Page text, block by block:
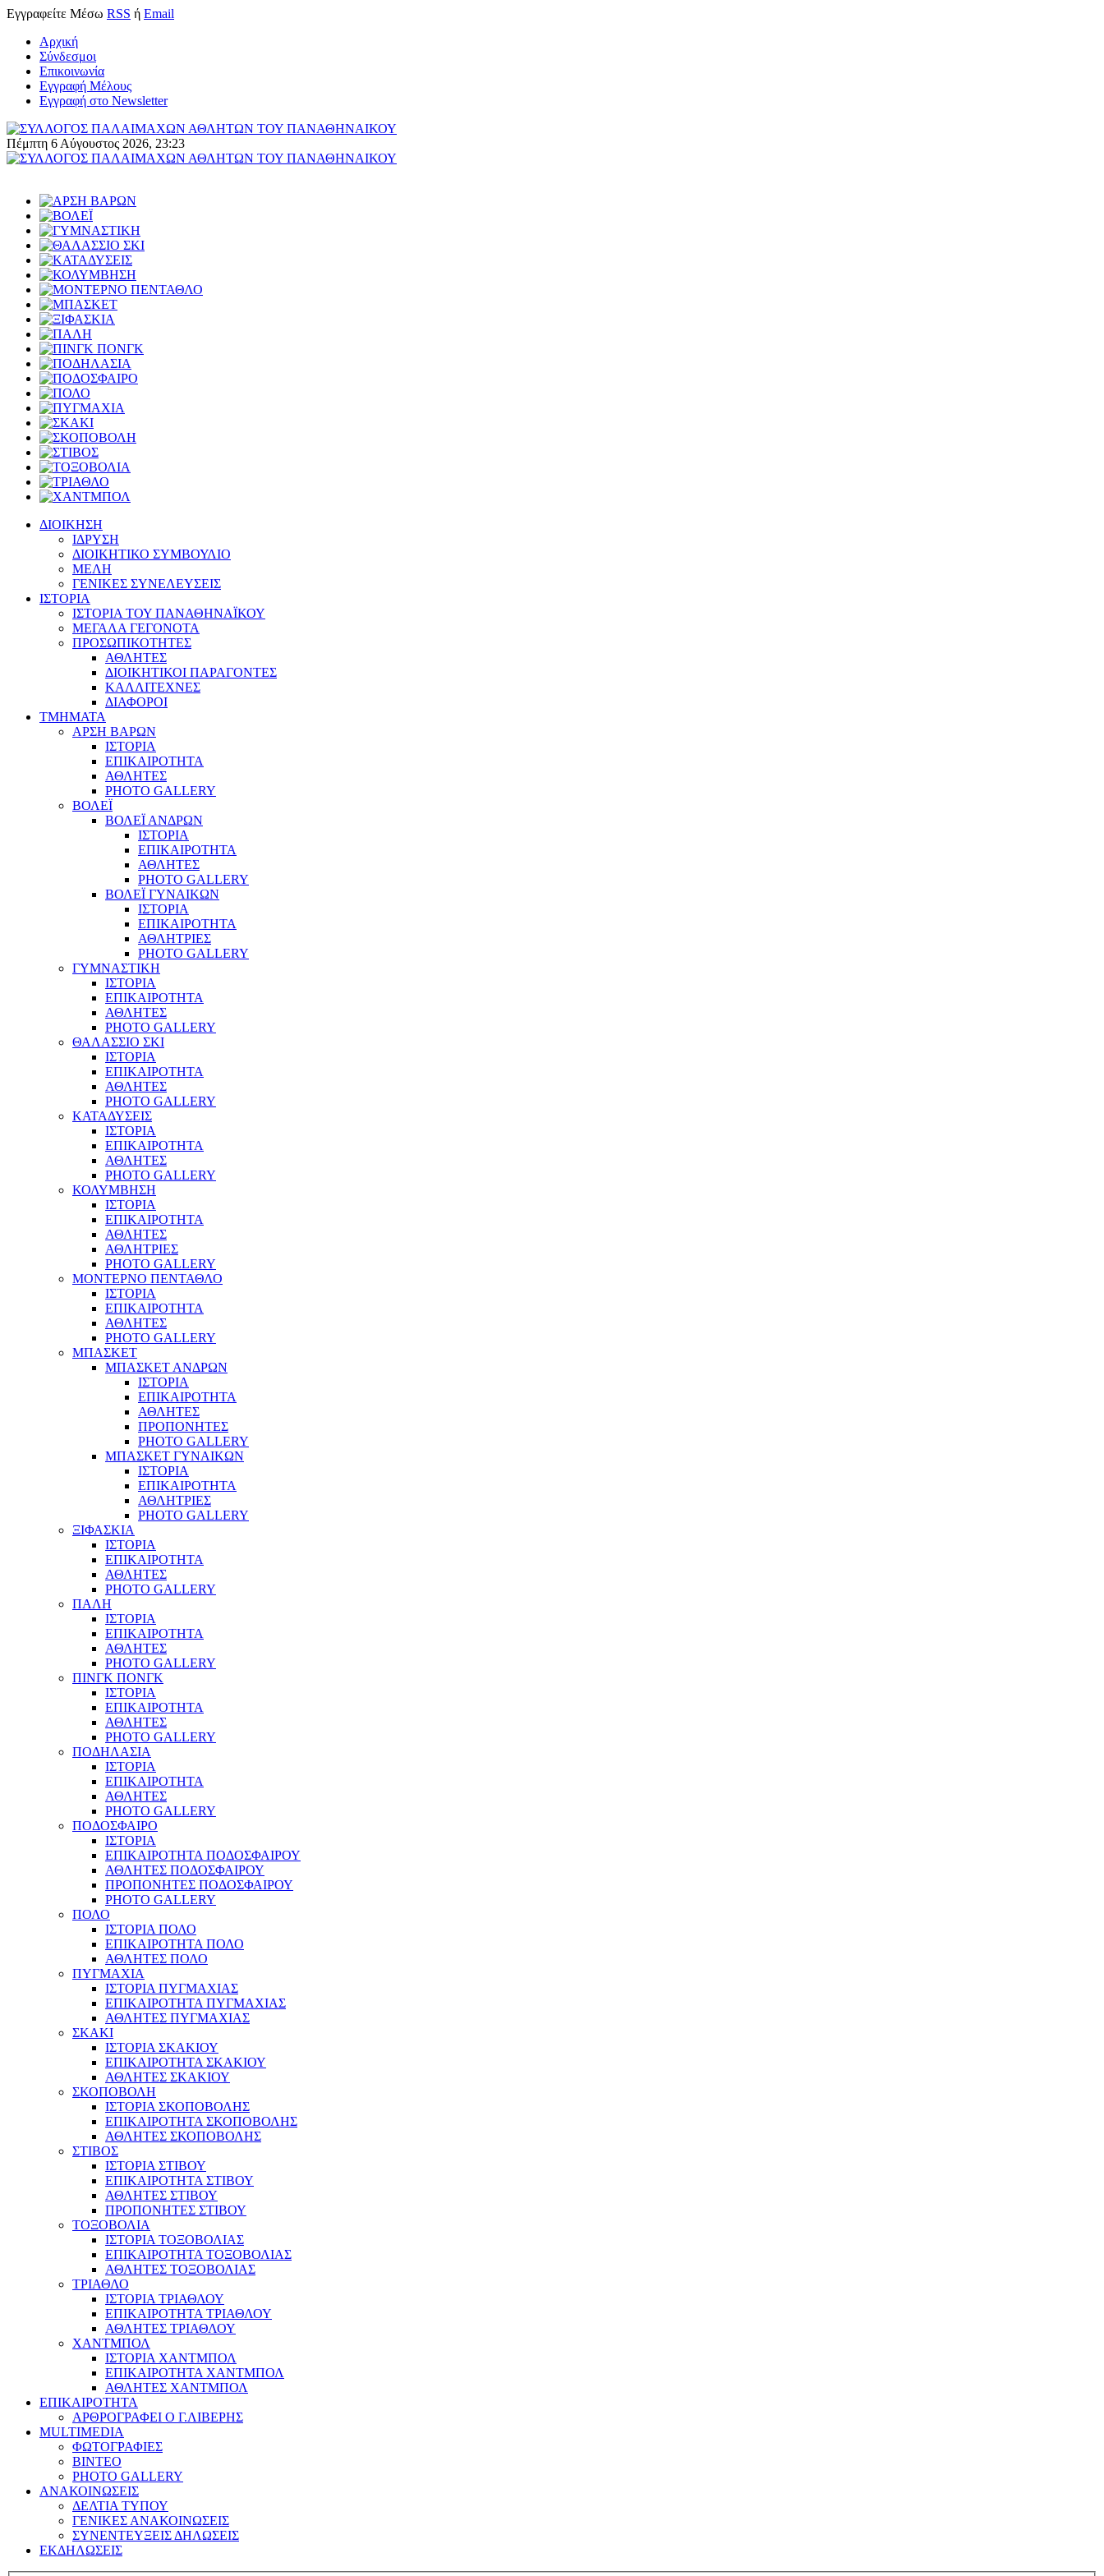
Εγγραφείτε Μέσω RSS ή Email
Αρχική
Σύνδεσμοι
Επικοινωνία
Εγγραφή Μέλους
Εγγραφή στο Newsletter
Πέμπτη 6 Αύγουστος 2026, 23:23
ΔΙΟΙΚΗΣΗ
ΙΔΡΥΣΗ
ΔΙΟΙΚΗΤΙΚΟ ΣΥΜΒΟΥΛΙΟ
ΜΕΛΗ
ΓΕΝΙΚΕΣ ΣΥΝΕΛΕΥΣΕΙΣ
ΙΣΤΟΡΙΑ
ΙΣΤΟΡΙΑ ΤΟΥ ΠΑΝΑΘΗΝΑΪΚΟΥ
ΜΕΓΑΛΑ ΓΕΓΟΝΟΤΑ
ΠΡΟΣΩΠΙΚΟΤΗΤΕΣ
ΑΘΛΗΤΕΣ
ΔΙΟΙΚΗΤΙΚΟΙ ΠΑΡΑΓΟΝΤΕΣ
ΚΑΛΛΙΤΕΧΝΕΣ
ΔΙΑΦΟΡΟΙ
ΤΜΗΜΑΤΑ
ΑΡΣΗ ΒΑΡΩΝ
ΙΣΤΟΡΙΑ
ΕΠΙΚΑΙΡΟΤΗΤΑ
ΑΘΛΗΤΕΣ
PHOTO GALLERY
ΒΟΛΕΪ
ΒΟΛΕΪ ΑΝΔΡΩΝ
ΙΣΤΟΡΙΑ
ΕΠΙΚΑΙΡΟΤΗΤΑ
ΑΘΛΗΤΕΣ
PHOTO GALLERY
ΒΟΛΕΪ ΓΥΝΑΙΚΩΝ
ΙΣΤΟΡΙΑ
ΕΠΙΚΑΙΡΟΤΗΤΑ
ΑΘΛΗΤΡΙΕΣ
PHOTO GALLERY
ΓΥΜΝΑΣΤΙΚΗ
ΙΣΤΟΡΙΑ
ΕΠΙΚΑΙΡΟΤΗΤΑ
ΑΘΛΗΤΕΣ
PHOTO GALLERY
ΘΑΛΑΣΣΙΟ ΣΚΙ
ΙΣΤΟΡΙΑ
ΕΠΙΚΑΙΡΟΤΗΤΑ
ΑΘΛΗΤΕΣ
PHOTO GALLERY
ΚΑΤΑΔΥΣΕΙΣ
ΙΣΤΟΡΙΑ
ΕΠΙΚΑΙΡΟΤΗΤΑ
ΑΘΛΗΤΕΣ
PHOTO GALLERY
ΚΟΛΥΜΒΗΣΗ
ΙΣΤΟΡΙΑ
ΕΠΙΚΑΙΡΟΤΗΤΑ
ΑΘΛΗΤΕΣ
ΑΘΛΗΤΡΙΕΣ
PHOTO GALLERY
ΜΟΝΤΕΡΝΟ ΠΕΝΤΑΘΛΟ
ΙΣΤΟΡΙΑ
ΕΠΙΚΑΙΡΟΤΗΤΑ
ΑΘΛΗΤΕΣ
PHOTO GALLERY
ΜΠΑΣΚΕΤ
ΜΠΑΣΚΕΤ ΑΝΔΡΩΝ
ΙΣΤΟΡΙΑ
ΕΠΙΚΑΙΡΟΤΗΤΑ
ΑΘΛΗΤΕΣ
ΠΡΟΠΟΝΗΤΕΣ
PHOTO GALLERY
ΜΠΑΣΚΕΤ ΓΥΝΑΙΚΩΝ
ΙΣΤΟΡΙΑ
ΕΠΙΚΑΙΡΟΤΗΤΑ
ΑΘΛΗΤΡΙΕΣ
PHOTO GALLERY
ΞΙΦΑΣΚΙΑ
ΙΣΤΟΡΙΑ
ΕΠΙΚΑΙΡΟΤΗΤΑ
ΑΘΛΗΤΕΣ
PHOTO GALLERY
ΠΑΛΗ
ΙΣΤΟΡΙΑ
ΕΠΙΚΑΙΡΟΤΗΤΑ
ΑΘΛΗΤΕΣ
PHOTO GALLERY
ΠΙΝΓΚ ΠΟΝΓΚ
ΙΣΤΟΡΙΑ
ΕΠΙΚΑΙΡΟΤΗΤΑ
ΑΘΛΗΤΕΣ
PHOTO GALLERY
ΠΟΔΗΛΑΣΙΑ
ΙΣΤΟΡΙΑ
ΕΠΙΚΑΙΡΟΤΗΤΑ
ΑΘΛΗΤΕΣ
PHOTO GALLERY
ΠΟΔΟΣΦΑΙΡΟ
ΙΣΤΟΡΙΑ
ΕΠΙΚΑΙΡΟΤΗΤΑ ΠΟΔΟΣΦΑΙΡΟΥ
ΑΘΛΗΤΕΣ ΠΟΔΟΣΦΑΙΡΟΥ
ΠΡΟΠΟΝΗΤΕΣ ΠΟΔΟΣΦΑΙΡΟΥ
PHOTO GALLERY
ΠΟΛΟ
ΙΣΤΟΡΙΑ ΠΟΛΟ
ΕΠΙΚΑΙΡΟΤΗΤΑ ΠΟΛΟ
ΑΘΛΗΤΕΣ ΠΟΛΟ
ΠΥΓΜΑΧΙΑ
ΙΣΤΟΡΙΑ ΠΥΓΜΑΧΙΑΣ
ΕΠΙΚΑΙΡΟΤΗΤΑ ΠΥΓΜΑΧΙΑΣ
ΑΘΛΗΤΕΣ ΠΥΓΜΑΧΙΑΣ
ΣΚΑΚΙ
ΙΣΤΟΡΙΑ ΣΚΑΚΙΟΥ
ΕΠΙΚΑΙΡΟΤΗΤΑ ΣΚΑΚΙΟΥ
ΑΘΛΗΤΕΣ ΣΚΑΚΙΟΥ
ΣΚΟΠΟΒΟΛΗ
ΙΣΤΟΡΙΑ ΣΚΟΠΟΒΟΛΗΣ
ΕΠΙΚΑΙΡΟΤΗΤΑ ΣΚΟΠΟΒΟΛΗΣ
ΑΘΛΗΤΕΣ ΣΚΟΠΟΒΟΛΗΣ
ΣΤΙΒΟΣ
ΙΣΤΟΡΙΑ ΣΤΙΒΟΥ
ΕΠΙΚΑΙΡΟΤΗΤΑ ΣΤΙΒΟΥ
ΑΘΛΗΤΕΣ ΣΤΙΒΟΥ
ΠΡΟΠΟΝΗΤΕΣ ΣΤΙΒΟΥ
ΤΟΞΟΒΟΛΙΑ
ΙΣΤΟΡΙΑ ΤΟΞΟΒΟΛΙΑΣ
ΕΠΙΚΑΙΡΟΤΗΤΑ ΤΟΞΟΒΟΛΙΑΣ
ΑΘΛΗΤΕΣ ΤΟΞΟΒΟΛΙΑΣ
ΤΡΙΑΘΛΟ
ΙΣΤΟΡΙΑ ΤΡΙΑΘΛΟΥ
ΕΠΙΚΑΙΡΟΤΗΤΑ ΤΡΙΑΘΛΟΥ
ΑΘΛΗΤΕΣ ΤΡΙΑΘΛΟΥ
ΧΑΝΤΜΠΟΛ
ΙΣΤΟΡΙΑ ΧΑΝΤΜΠΟΛ
ΕΠΙΚΑΙΡΟΤΗΤΑ ΧΑΝΤΜΠΟΛ
ΑΘΛΗΤΕΣ ΧΑΝΤΜΠΟΛ
ΕΠΙΚΑΙΡΟΤΗΤΑ
ΑΡΘΡΟΓΡΑΦΕΙ Ο Γ.ΛΙΒΕΡΗΣ
MULTIMEDIA
ΦΩΤΟΓΡΑΦΙΕΣ
ΒΙΝΤΕΟ
PHOTO GALLERY
ΑΝΑΚΟΙΝΩΣΕΙΣ
ΔΕΛΤΙΑ ΤΥΠΟΥ
ΓΕΝΙΚΕΣ ΑΝΑΚΟΙΝΩΣΕΙΣ
ΣΥΝΕΝΤΕΥΞΕΙΣ ΔΗΛΩΣΕΙΣ
ΕΚΔΗΛΩΣΕΙΣ